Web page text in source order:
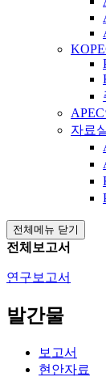
자료
전체메뉴 닫기
전체보고서
연구보고서
발간물
보고서
현안자료